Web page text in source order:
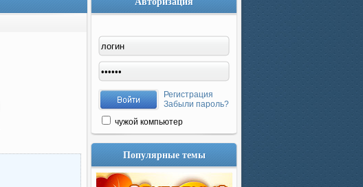
Регистрация
Забыли пароль?
чужой компьютер
Популярные темы